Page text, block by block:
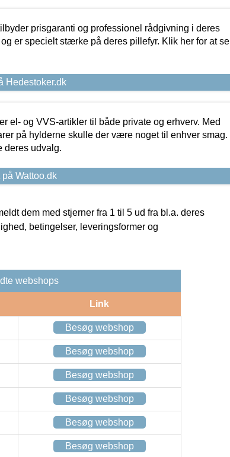
prisgaranti og professionel rådgivning i deres
er specielt stærke på deres pillefyr. Klik her for at se
Hedestoker.dk
el- og VVS-artikler til både private og erhverv. Med
på hylderne skulle der være noget til enhver smag.
deres udvalg.
Wattoo.dk
dem med stjerner fra 1 til 5 ud fra bl.a. deres
betingelser, leveringsformer og
webshops
Link
Besøg webshop
Besøg webshop
Besøg webshop
Besøg webshop
Besøg webshop
Besøg webshop